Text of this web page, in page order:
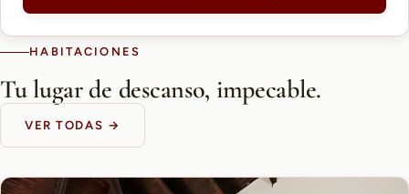
HABITACIONES
Tu lugar de descanso, impecable.
VER TODAS →